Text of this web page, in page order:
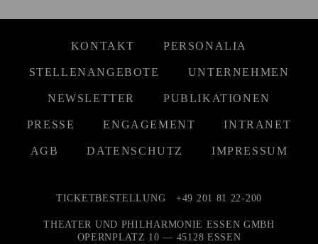
KONTAKT PERSONALIA
STELLENANGEBOTE UNTERNEHMEN
NEWSLETTER PUBLIKATIONEN
PRESSE ENGAGEMENT INTRANET
AGB DATENSCHUTZ IMPRESSUM
TICKETBESTELLUNG +49 201 81 22-200
THEATER UND PHILHARMONIE ESSEN GMBH
OPERNPLATZ 10 — 45128 ESSEN